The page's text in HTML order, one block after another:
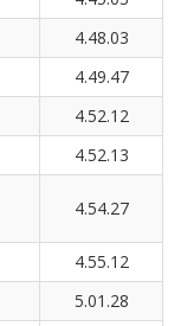
4.48.03
4.49.47
4.52.12
4.52.13
4.54.27
4.55.12
5.01.28